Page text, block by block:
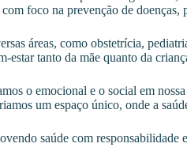
foco na prevenção de doenças,
áreas, como obstetrícia,
estar tanto da mãe quanto da
o emocional e o social em
um espaço único, onde a
saúde com